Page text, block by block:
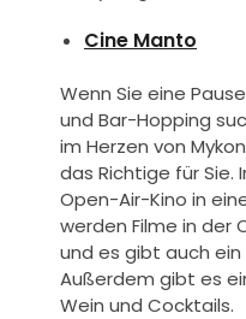
Cine Manto
Wenn Sie eine
und Bar-Hopping
im Herzen von
das Richtige für Sie.
Open-Air-Kino in
werden Filme in der
und es gibt auch
Außerdem gibt es
Wein und Cocktails.